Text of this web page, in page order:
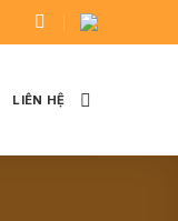
LIÊN HỆ